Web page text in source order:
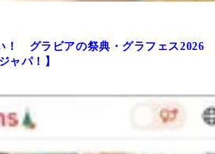
！ グラビアの祭典・グラフェス2026
ャパ！】